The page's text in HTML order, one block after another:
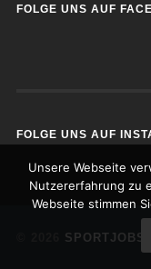
FOLGE UNS AUF
FOLGE UNS AUF
SPORTJOBS
Unsere Webseite
Nutzererfahrung zu
Webseite stimmen